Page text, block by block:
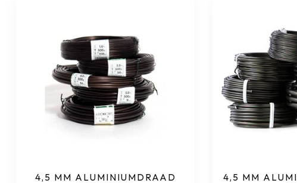
4,5 MM ALUMINIUMDRAAD
4,5 MM